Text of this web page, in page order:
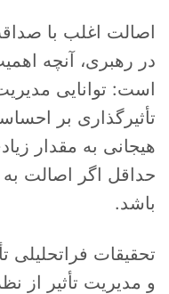
اصالت اغلب با
در رهبری، آنچه
است: توانایی
تأثیرگذاری بر
هیجانی به مقدار
حداقل اگر اصالت به
باشد.
تحقیقات فراتحلیلی
و مدیریت تأثیر از